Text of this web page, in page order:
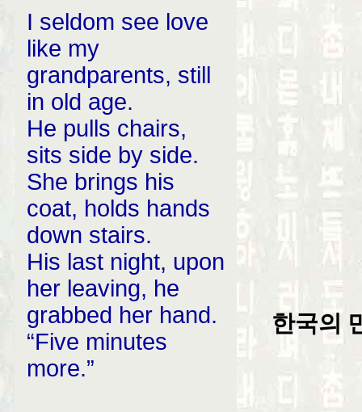
I seldom see love
like my
grandparents, still
in old age.
He pulls chairs,
sits side by side.
She brings his
coat, holds hands
down stairs.
His last night, upon
her leaving, he
grabbed her hand.
“Five minutes
more.”
한국의